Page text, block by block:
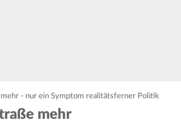
- nur ein Symptom realitätsferner Politik
mehr